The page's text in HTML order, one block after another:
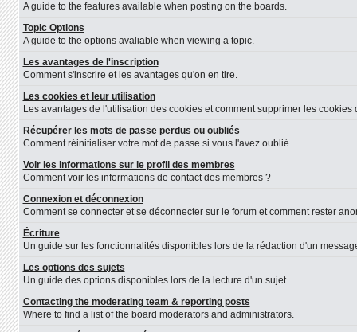
A guide to the features available when posting on the boards.
Topic Options
A guide to the options avaliable when viewing a topic.
Les avantages de l'inscription
Comment s'inscrire et les avantages qu'on en tire.
Les cookies et leur utilisation
Les avantages de l'utilisation des cookies et comment supprimer les cookies
Récupérer les mots de passe perdus ou oubliés
Comment réinitialiser votre mot de passe si vous l'avez oublié.
Voir les informations sur le profil des membres
Comment voir les informations de contact des membres ?
Connexion et déconnexion
Comment se connecter et se déconnecter sur le forum et comment rester
Écriture
Un guide sur les fonctionnalités disponibles lors de la rédaction d'un
Les options des sujets
Un guide des options disponibles lors de la lecture d'un sujet.
Contacting the moderating team & reporting posts
Where to find a list of the board moderators and administrators.